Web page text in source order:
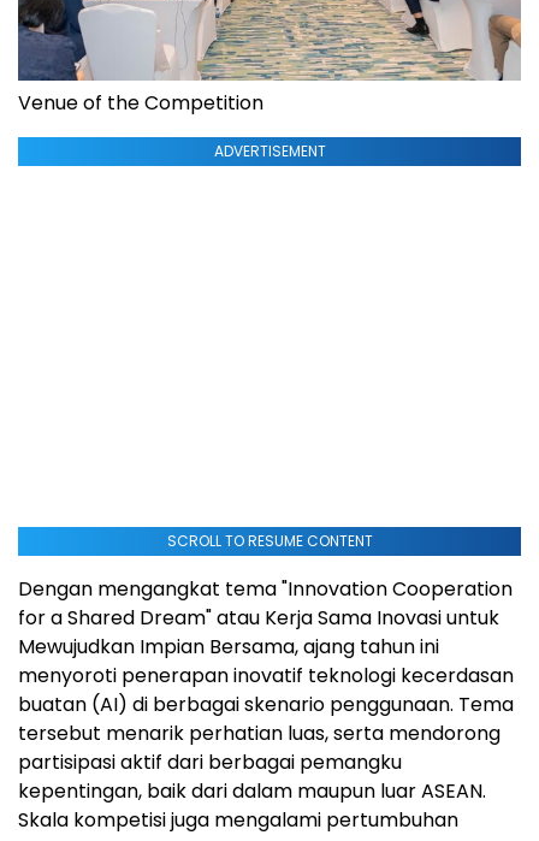
Venue of the Competition
ADVERTISEMENT
SCROLL TO RESUME CONTENT
Dengan mengangkat tema "Innovation Cooperation
for a Shared Dream" atau Kerja Sama Inovasi untuk
Mewujudkan Impian Bersama, ajang tahun ini
menyoroti penerapan inovatif teknologi kecerdasan
buatan (AI) di berbagai skenario penggunaan. Tema
tersebut menarik perhatian luas, serta mendorong
partisipasi aktif dari berbagai pemangku
kepentingan, baik dari dalam maupun luar ASEAN.
Skala kompetisi juga mengalami pertumbuhan